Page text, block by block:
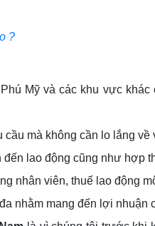
?
Mỹ và các khu vực
mà không cần lo lắng
lao động cũng như hợp
nhân viên, thuế lao động
nhằm mang đến lợi nhuận